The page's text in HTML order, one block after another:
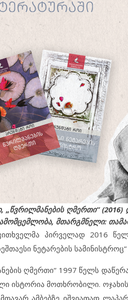
ღმერთი” (2016)
მთარგმნელი:
პირველად 2016
ნეტარების
ღმერთი“ 1997 წელს
ისტორია მოთხრობილი.
ამბებზე იშვიათად